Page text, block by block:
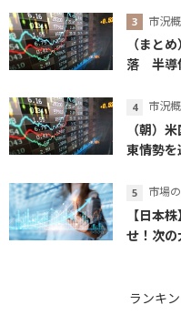
市況
（まと
落 半導
市況
（朝）
東情勢を
市場の
【日本
せ！次の
ランキ